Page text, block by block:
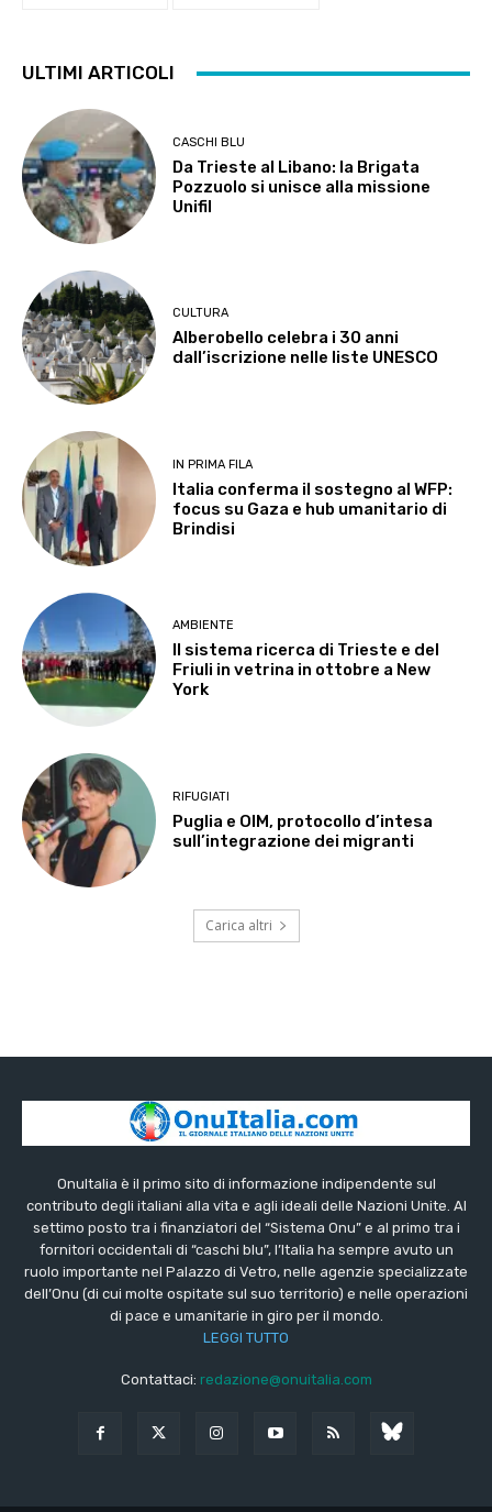
ULTIMI ARTICOLI
CASCHI BLU
Da Trieste al Libano: la Brigata
Pozzuolo si unisce alla missione
Unifil
CULTURA
Alberobello celebra i 30 anni
dall’iscrizione nelle liste UNESCO
IN PRIMA FILA
Italia conferma il sostegno al WFP:
focus su Gaza e hub umanitario di
Brindisi
AMBIENTE
Il sistema ricerca di Trieste e del
Friuli in vetrina in ottobre a New
York
RIFUGIATI
Puglia e OIM, protocollo d’intesa
sull’integrazione dei migranti
Carica altri
OnuItalia è il primo sito di informazione indipendente sul
contributo degli italiani alla vita e agli ideali delle Nazioni Unite. Al
settimo posto tra i finanziatori del “Sistema Onu” e al primo tra i
fornitori occidentali di “caschi blu”, l’Italia ha sempre avuto un
ruolo importante nel Palazzo di Vetro, nelle agenzie specializzate
dell’Onu (di cui molte ospitate sul suo territorio) e nelle operazioni
di pace e umanitarie in giro per il mondo.
LEGGI TUTTO
Contattaci: redazione@onuitalia.com